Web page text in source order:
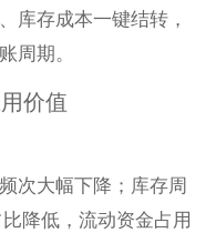
库存成本一键结转，
周期。
价值
次大幅下降；库存周
降低，流动资金占用